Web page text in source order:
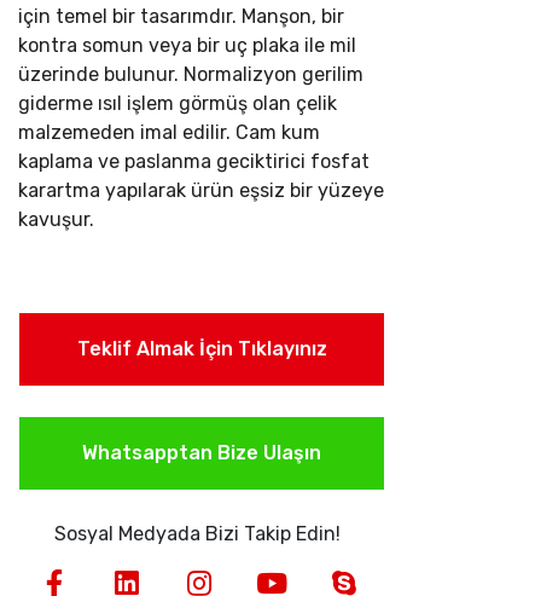
için temel bir tasarımdır. Manşon, bir
kontra somun veya bir uç plaka ile mil
üzerinde bulunur. Normalizyon gerilim
giderme ısıl işlem görmüş olan çelik
malzemeden imal edilir. Cam kum
kaplama ve paslanma geciktirici fosfat
karartma yapılarak ürün eşsiz bir yüzeye
kavuşur.
Teklif Almak İçin Tıklayınız
Whatsapptan Bize Ulaşın
Sosyal Medyada Bizi Takip Edin!